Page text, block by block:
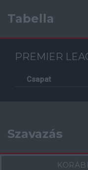
Tabella
PREMIER
Csapat
Szavazás